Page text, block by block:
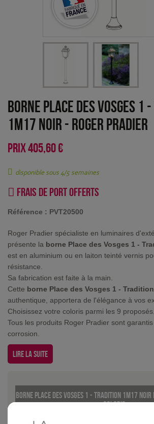
Borne Place des Vosges 1
1m17 Noir - Roger Pradier
PRIX405,60 €
disponible sous 4/5 semaines
Frais de port offerts
Référence : PVT20500
Roger Pradier spécialiste en luminaires
présente la borne Place des Vosges 1 -
est en aluminium ou en laiton teinté vernis
résistance.
Sa fabrication est faite à la main.
Cette borne Place des Vosges 1 -
authentique, apportera de l'élégance à vos
Choisissez votre coloris parmi les 9 proposés.
Tous les produits Roger Pradier sont
corrosion.
Lire la suite
Borne Place des Vosges 1 - Tradition 1m17
coloris